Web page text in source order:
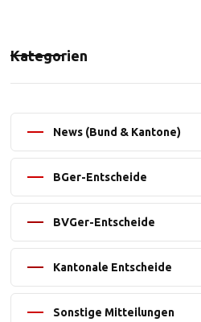
Kategorien
News (Bund & Kantone)
BGer-Entscheide
BVGer-Entscheide
Kantonale Entscheide
Sonstige Mitteilungen